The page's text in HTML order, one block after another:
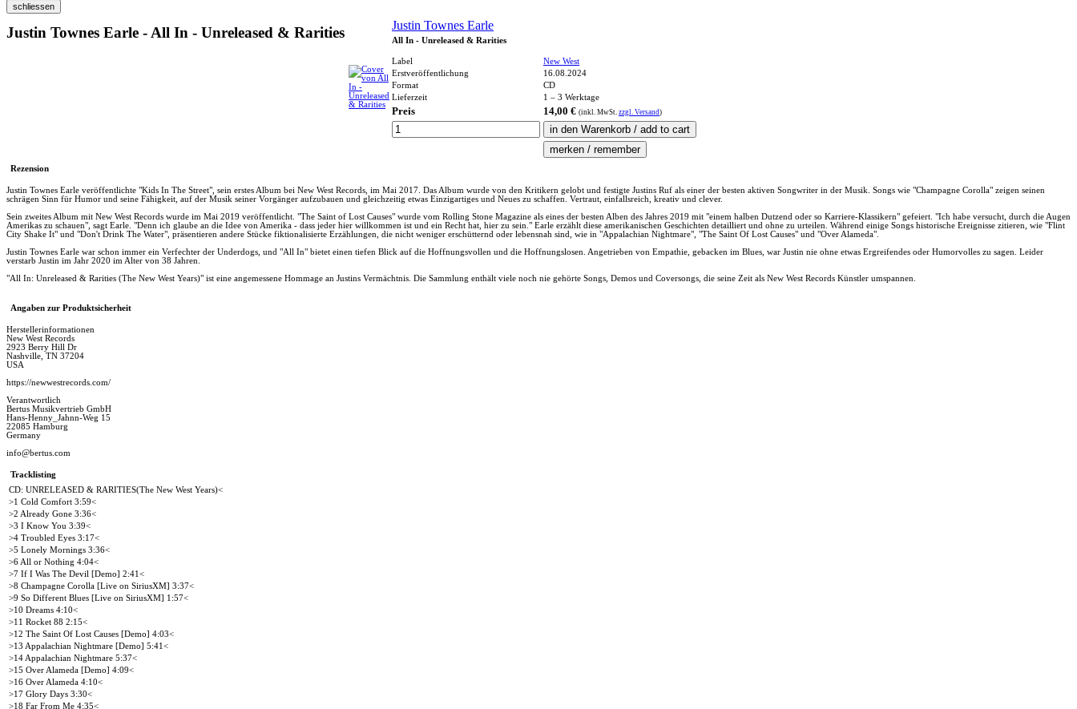
Justin Townes Earle - All In - Unreleased & Rarities Justin Townes Earle
All In - Unreleased & Rarities
Label
New West
Erstveröffentlichung
16.08.2024
Format
CD
Lieferzeit
1 – 3 Werktage
Preis 14,00 € (inkl. MwSt. zzgl. Versand)
Rezension
Justin Townes Earle veröffentlichte "Kids In The Street", sein erstes Album bei New West Records, im Mai 2017. Das Album wurde von den Kritikern gelobt und festigte Justins Ruf als einer der besten aktiven Songwriter in der Musik. Songs wie "Champagne Corolla" zeigen seinen
schrägen Sinn für Humor und seine Fähigkeit, auf der Musik seiner Vorgänger aufzubauen und gleichzeitig etwas Einzigartiges und Neues zu schaffen. Vertraut, einfallsreich, kreativ und clever.
Sein zweites Album mit New West Records wurde im Mai 2019 veröffentlicht. "The Saint of Lost Causes" wurde vom Rolling Stone Magazine als eines der besten Alben des Jahres 2019 mit "einem halben Dutzend oder so Karriere-Klassikern" gefeiert. "Ich habe versucht, durch die Augen
Amerikas zu schauen", sagt Earle. "Denn ich glaube an die Idee von Amerika - dass jeder hier willkommen ist und ein Recht hat, hier zu sein." Earle erzählt diese amerikanischen Geschichten detailliert und ohne zu urteilen. Während einige Songs historische Ereignisse zitieren, wie "Flint
City Shake It" und "Don't Drink The Water", präsentieren andere Stücke fiktionalisierte Erzählungen, die nicht weniger erschütternd oder lebensnah sind, wie in "Appalachian Nightmare", "The Saint Of Lost Causes" und "Over Alameda".
Justin Townes Earle war schon immer ein Verfechter der Underdogs, und "All In" bietet einen tiefen Blick auf die Hoffnungsvollen und die Hoffnungslosen. Angetrieben von Empathie, gebacken im Blues, war Justin nie ohne etwas Ergreifendes oder Humorvolles zu sagen. Leider
verstarb Justin im Jahr 2020 im Alter von 38 Jahren.
"All In: Unreleased & Rarities (The New West Years)" ist eine angemessene Hommage an Justins Vermächtnis. Die Sammlung enthält viele noch nie gehörte Songs, Demos und Coversongs, die seine Zeit als New West Records Künstler umspannen.
Angaben zur Produktsicherheit
Herstellerinformationen
New West Records
2923 Berry Hill Dr
Nashville, TN 37204
USA
https://newwestrecords.com/
Verantwortlich
Bertus Musikvertrieb GmbH
Hans-Henny_Jahnn-Weg 15
22085 Hamburg
Germany
info@bertus.com
Tracklisting
CD: UNRELEASED & RARITIES(The New West Years)<
>1 Cold Comfort 3:59<
>2 Already Gone 3:36<
>3 I Know You 3:39<
>4 Troubled Eyes 3:17<
>5 Lonely Mornings 3:36<
>6 All or Nothing 4:04<
>7 If I Was The Devil [Demo] 2:41<
>8 Champagne Corolla [Live on SiriusXM] 3:37<
>9 So Different Blues [Live on SiriusXM] 1:57<
>10 Dreams 4:10<
>11 Rocket 88 2:15<
>12 The Saint Of Lost Causes [Demo] 4:03<
>13 Appalachian Nightmare [Demo] 5:41<
>14 Appalachian Nightmare 5:37<
>15 Over Alameda [Demo] 4:09<
>16 Over Alameda 4:10<
>17 Glory Days 3:30<
>18 Far From Me 4:35<